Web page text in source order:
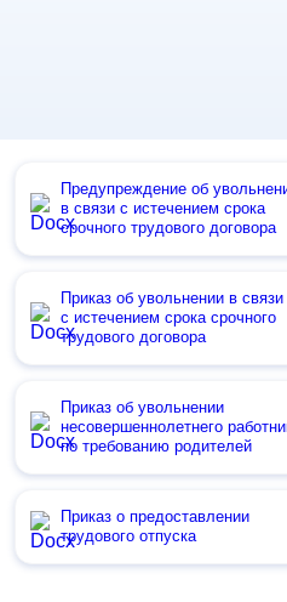
Предупреждение об
в связи с истечением срока
срочного трудового договора
Приказ об увольнении в связи
с истечением срока срочного
трудового договора
Приказ об увольнении
несовершеннолетнего
по требованию родителей
Приказ о предоставлении
трудового отпуска